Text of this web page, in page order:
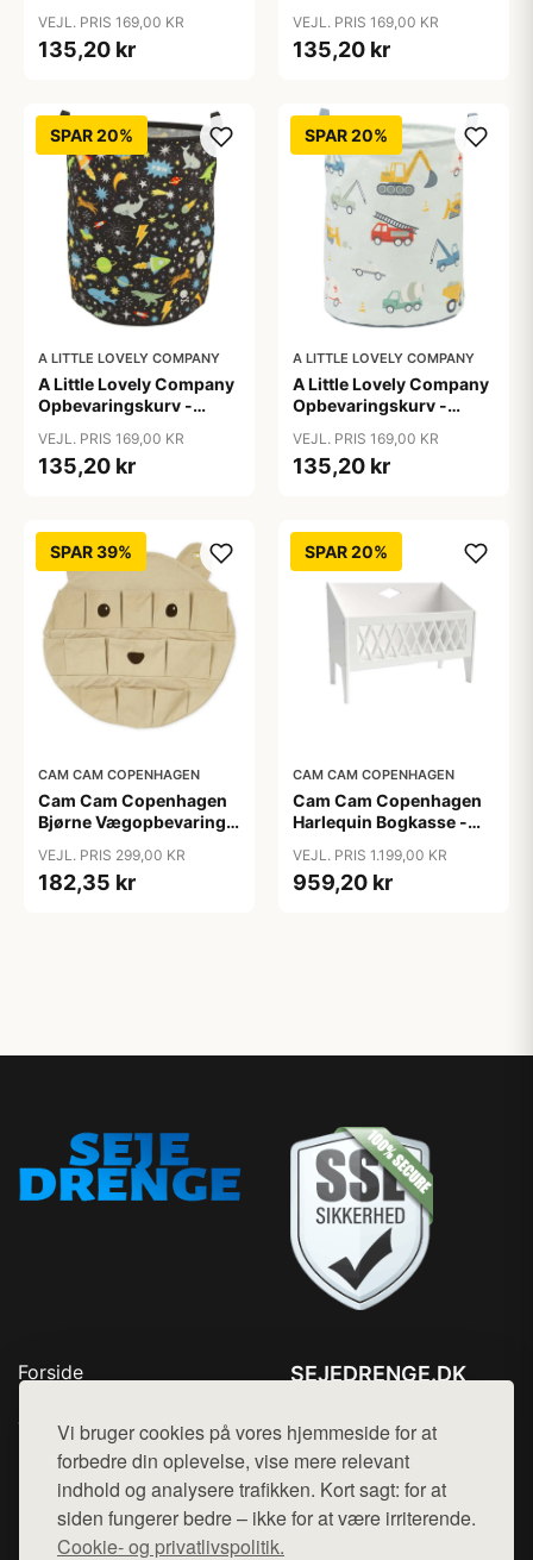
Vi bruger cookies på vores hjemmeside for at
forbedre din oplevelse, vise mere relevant
indhold og analysere trafikken. Kort sagt: for at
siden fungerer bedre – ikke for at være irriterende.
Cookie- og privatlivspolitik.
VEJL. PRIS 169,00 KR
135,20 kr
VEJL. PRIS 169,00 KR
135,20 kr
SPAR 20%
A LITTLE LOVELY COMPANY
A Little Lovely Company
Opbevaringskurv -
VEJL. PRIS 169,00 KR
135,20 kr
SPAR 20%
A LITTLE LOVELY COMPANY
A Little Lovely Company
Opbevaringskurv -
VEJL. PRIS 169,00 KR
135,20 kr
SPAR 39%
CAM CAM COPENHAGEN
Cam Cam Copenhagen
Bjørne Vægopbevaring -
VEJL. PRIS 299,00 KR
182,35 kr
SPAR 20%
CAM CAM COPENHAGEN
Cam Cam Copenhagen
Harlequin Bogkasse -
VEJL. PRIS 1.199,00 KR
959,20 kr
Forside
Top Rabatter
Kontakt
SEJEDRENGE.DK
Mail: hej@want.dk
Cookie- og privatlivspolitik